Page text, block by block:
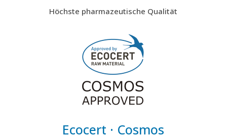
Höchste pharmazeutische Qualität
Ecocert · Cosmos